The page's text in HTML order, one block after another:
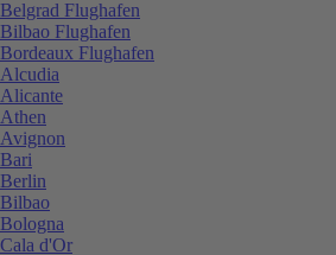
Belgrad Flughafen
Bilbao Flughafen
Bordeaux Flughafen
Alcudia
Alicante
Athen
Avignon
Bari
Berlin
Bilbao
Bologna
Cala d'Or